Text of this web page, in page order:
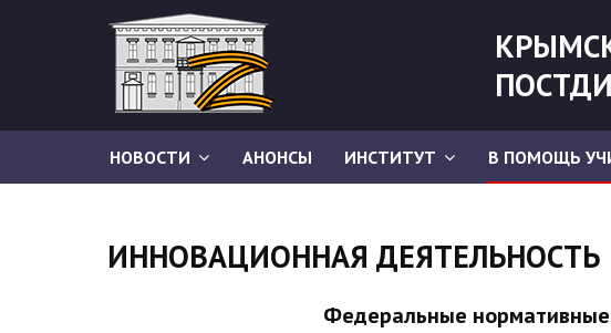
НОВОСТИ АНОНСЫ ИНСТИТУТ В ПОМОЩЬ
ИННОВАЦИОННАЯ ДЕЯТЕЛЬНОСТЬ
Федеральные